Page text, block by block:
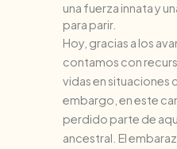
una fuerza innata y
para parir.
Hoy, gracias a los
contamos con
vidas en situaciones
embargo, en este
perdido parte de
ancestral. El